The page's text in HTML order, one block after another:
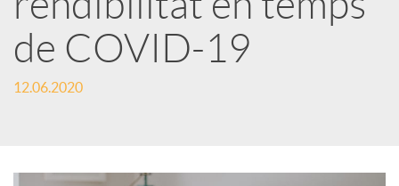
S
o
de COVID-19
12.06.2020